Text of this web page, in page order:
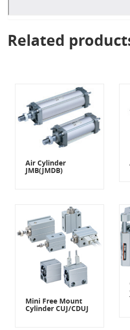
Related
Air Cylinder
JMB(JMDB)
Mini Free Mount
Cylinder CUJ/CDUJ